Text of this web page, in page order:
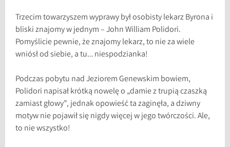
Trzecim towarzyszem wyprawy był osobisty lekarz Byrona i
bliski znajomy w jednym – John William Polidori.
Pomyślicie pewnie, że znajomy lekarz, to nie za wiele
wniósł od siebie, a tu… niespodzianka!
Podczas pobytu nad Jeziorem Genewskim bowiem,
Polidori napisał krótką nowelę o „damie z trupią czaszką
zamiast głowy”, jednak opowieść ta zaginęła, a dziwny
motyw nie pojawił się nigdy więcej w jego twórczości. Ale,
to nie wszystko!